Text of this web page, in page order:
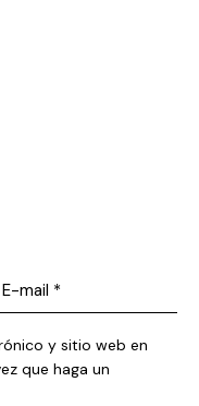
y sitio web en
que haga un